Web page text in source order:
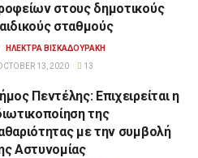
στους δημοτικούς
σταθμούς
ΗΛΕΚΤΡΑ ΒΙΣΚΑΔΟΥΡΑΚΗ
13, 2020
13
Πεντέλης: Επιχειρείται η
της
με την συμβολή
Αστυνομίας